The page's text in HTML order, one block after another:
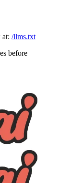
at: /llms.txt
before